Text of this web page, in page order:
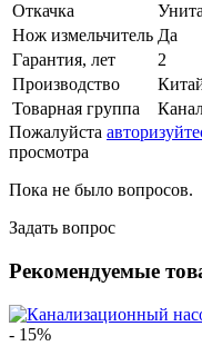
Откачка
Нож измельчитель Да
Гарантия, лет
2
Производство
Товарная группа
Пожалуйста
просмотра
Пока не было вопросов.
Задать вопрос
Рекомендуемые
- 15%